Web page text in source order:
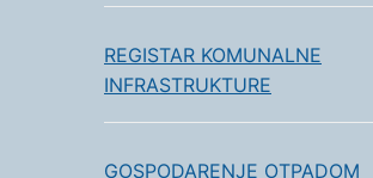
REGISTAR KOMUNALNE
INFRASTRUKTURE
GOSPODARENJE OTPADOM